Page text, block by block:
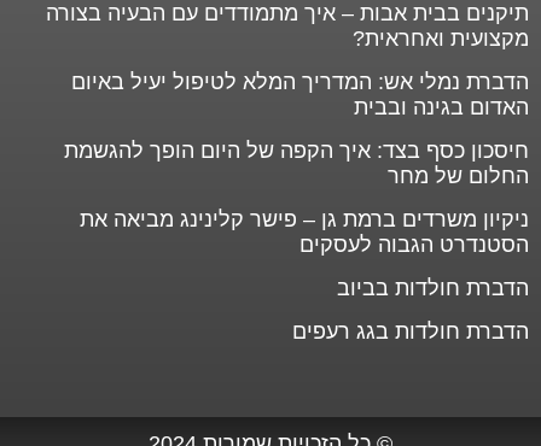
תיקנים בבית אבות – איך מתמודדים עם הבעיה בצורה
מקצועית ואחראית?
הדברת נמלי אש: המדריך המלא לטיפול יעיל באיום
האדום בגינה ובבית
חיסכון כסף בצד: איך הקפה של היום הופך להגשמת
החלום של מחר
ניקיון משרדים ברמת גן – פישר קלינינג מביאה את
הסטנדרט הגבוה לעסקים
הדברת חולדות בביוב
הדברת חולדות בגג רעפים